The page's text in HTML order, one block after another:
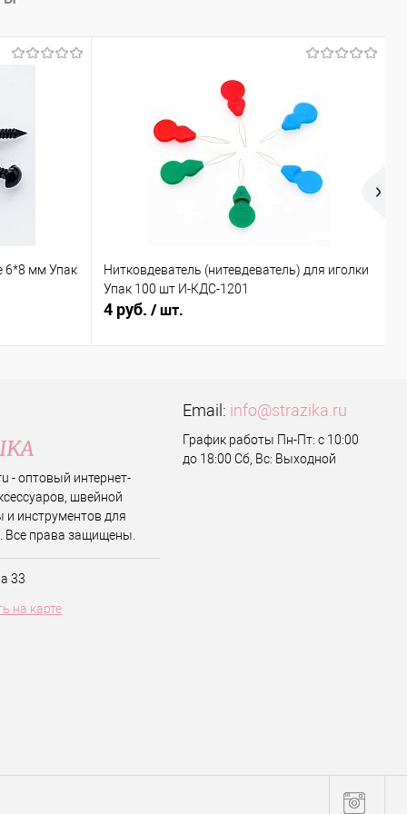
6*8 мм Упак
Нитковдеватель (нитевдеватель) для иголки
Упак 100 шт И-КДС-1201
4 руб. / шт.
- оптовый интернет-
швейной
и инструментов для
Все права защищены.
33
на карте
Email: info@strazika.ru
График работы Пн-Пт: с 10:00
до 18:00 Сб, Вс: Выходной